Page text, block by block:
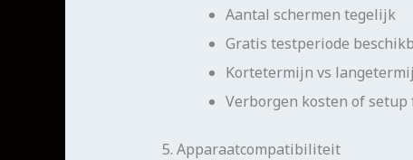
Aantal schermen tegelijk
Gratis testperiode
Kortetermijn vs
Verborgen kosten of setup
5. Apparaatcompatibiliteit